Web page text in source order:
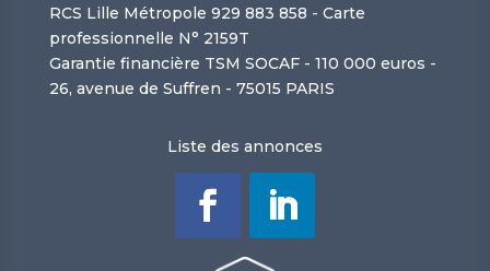
RCS Lille Métropole 929 883 858 - Carte
professionnelle N° 2159T
Garantie financière TSM SOCAF - 110 000 euros -
26, avenue de Suffren - 75015 PARIS
Liste des annonces